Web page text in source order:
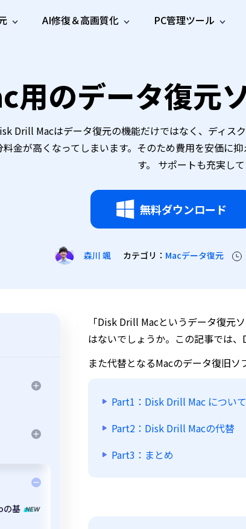
ァイルを復元
無料版
最新版
ァイルを復元
WhatsApp データ復元
AI修復＆高画質化
動画修
復
写真修
復
音声修
復
動画
画質
PC管理ツール
管理ツール
新製品
Duplicate File Deleter
重複ファイルを検出・削除
Tenorshare Cleamio
品
Macを徹底クリーンアップ＆最適化
センター
問い合わせ
更新情報
らせ
ユーザーガイド
ユーザーガイドセンター
使い方ガイド
ヒントと対処法
用のデータ復元
Drill Macはデータ復元の機能だけではなく、ディス
料金が高くなってしまいます。そのため費用を安価に
す。 サポートも充実し
無料ダウンロード
森川 颯 カテゴリ： Macデータ復元
の基
「Disk Drill Macというデータ復元
はないでしょうか。この記事では
また代替となるMacのデータ復旧ソ
Part1：Disk Drill Mac について
Part2：Disk Drill Macの代替
Part3：まとめ